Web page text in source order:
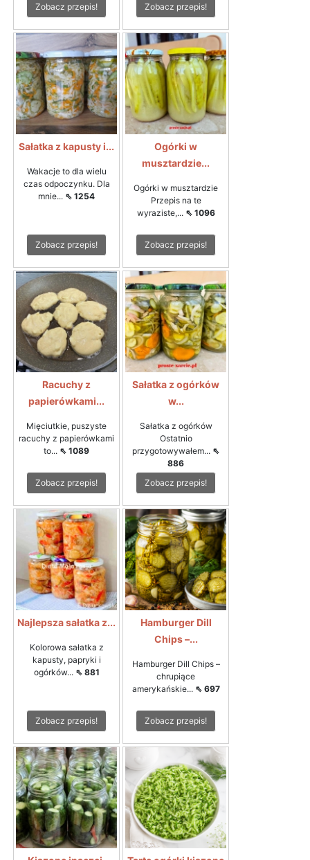
Zobacz przepis! Zobacz przepis!
Sałatka z kapusty i...
Wakacje to dla wielu
czas odpoczynku. Dla
mnie... ⇖ 1254
Zobacz przepis!
Ogórki w
musztardzie...
Ogórki w musztardzie
Przepis na te
wyraziste,... ⇖ 1096
Zobacz przepis!
Racuchy z
papierówkami...
Mięciutkie, puszyste
racuchy z papierówkami
to... ⇖ 1089
Zobacz przepis!
Sałatka z ogórków
w...
Sałatka z ogórków
Ostatnio
przygotowywałem... ⇖
886
Zobacz przepis!
Najlepsza sałatka z...
Kolorowa sałatka z
kapusty, papryki i
ogórków... ⇖ 881
Zobacz przepis!
Hamburger Dill
Chips –...
Hamburger Dill Chips –
chrupiące
amerykańskie... ⇖ 697
Zobacz przepis!